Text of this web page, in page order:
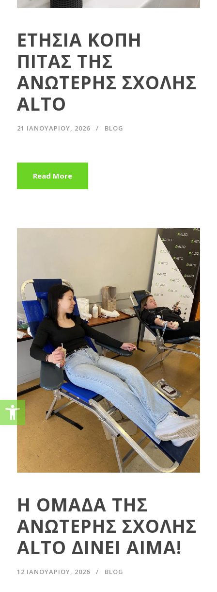
ΕΤΗΣΙΑ ΚΟΠΗ
ΠΙΤΑΣ ΤΗΣ
ΑΝΩΤΕΡΗΣ ΣΧΟΛΗΣ
ALTO
21 ΙΑΝΟΥΑΡΊΟΥ, 2026 BLOG
Read More
Η ΟΜΑΔΑ ΤΗΣ
ΑΝΩΤΕΡΗΣ ΣΧΟΛΗΣ
ALTO ΔΙΝΕΙ ΑΙΜΑ!
12 ΙΑΝΟΥΑΡΊΟΥ, 2026 BLOG
Ανοίξτε τη γραμμή